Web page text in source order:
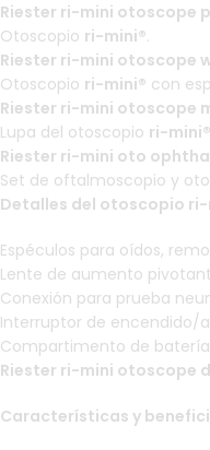
Riester ri-mini otoscope
Otoscopio ri-mini®.
Riester ri-mini otoscope
Otoscopio ri-mini® con
Riester ri-mini otoscope
Lupa del otoscopio ri-mini®
Riester ri-mini oto
Set de oftalmoscopio y
Detalles del otoscopio ri-
Espéculos para oídos,
Lente de aumento
Conexión para prueba
Interruptor de encendido/
Compartimento de
Riester ri-mini otoscope
Características y